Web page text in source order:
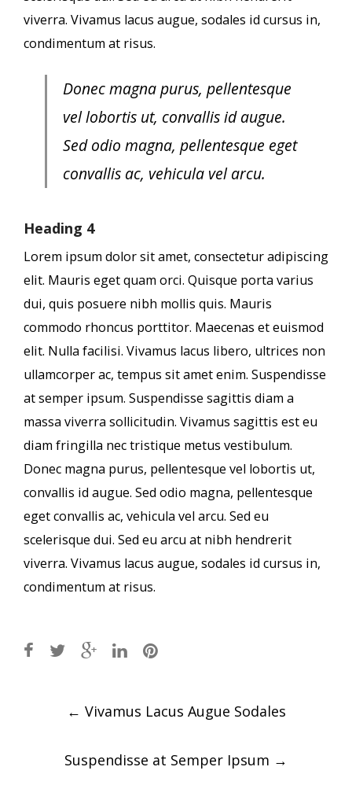
viverra. Vivamus lacus augue, sodales id cursus in,
condimentum at risus.
Donec magna purus, pellentesque
vel lobortis ut, convallis id augue.
Sed odio magna, pellentesque eget
convallis ac, vehicula vel arcu.
Heading 4
Lorem ipsum dolor sit amet, consectetur adipiscing
elit. Mauris eget quam orci. Quisque porta varius
dui, quis posuere nibh mollis quis. Mauris
commodo rhoncus porttitor. Maecenas et euismod
elit. Nulla facilisi. Vivamus lacus libero, ultrices non
ullamcorper ac, tempus sit amet enim. Suspendisse
at semper ipsum. Suspendisse sagittis diam a
massa viverra sollicitudin. Vivamus sagittis est eu
diam fringilla nec tristique metus vestibulum.
Donec magna purus, pellentesque vel lobortis ut,
convallis id augue. Sed odio magna, pellentesque
eget convallis ac, vehicula vel arcu. Sed eu
scelerisque dui. Sed eu arcu at nibh hendrerit
viverra. Vivamus lacus augue, sodales id cursus in,
condimentum at risus.
← Vivamus Lacus Augue Sodales
Suspendisse at Semper Ipsum →